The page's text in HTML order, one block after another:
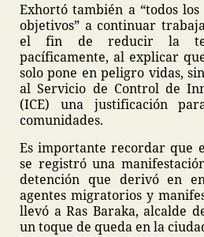
Exhortó también a “todos
objetivos” a continuar
el fin de reducir la
pacíficamente, al explicar
solo pone en peligro vidas,
al Servicio de Control de
(ICE) una justificación
comunidades.
Es importante recordar que
se registró una
detención que derivó en
agentes migratorios y
llevó a Ras Baraka, alcalde
un toque de queda en la